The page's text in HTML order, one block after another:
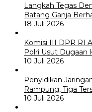
Langkah Tegas
Batang Ganja
18 Juli 2026
Komisi III DPR RI
Polri Usut Dugaan
10 Juli 2026
Penyidikan
Rampung, Tiga
10 Juli 2026